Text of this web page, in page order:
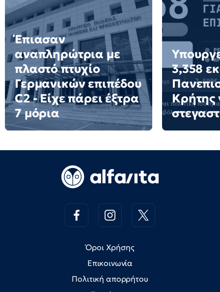
Έπιασαν
αναπληρώτρια με
πλαστό πτυχίο
Γερμανικών επιπέδου
C2 - Είχε πάρει έξτρα
7 μόρια
3,358
Κρήτης
Όροι Χρήσης
Επικοινωνία
Πολιτική απορρήτου